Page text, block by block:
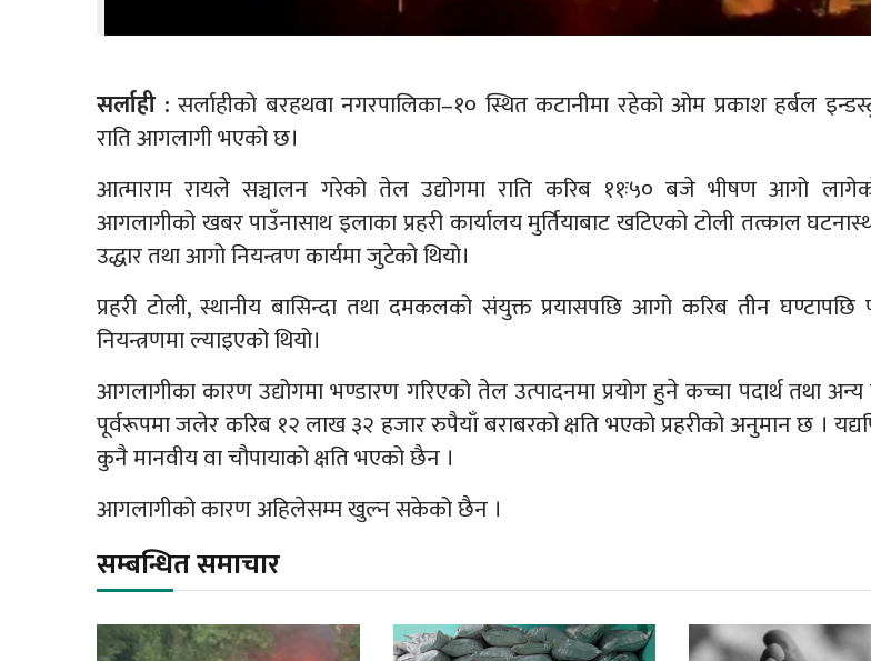
सर्लाही : सर्लाहीको बरहथवा नगरपालिका–१० स्थित कटानीमा रहेको ओम प्रकाश हर्बल
राति आगलागी भएको छ।
आत्माराम रायले सञ्चालन गरेको तेल उद्योगमा राति करिब ११ः५० बजे भीषण आगो
आगलागीको खबर पाउँनासाथ इलाका प्रहरी कार्यालय मुर्तियाबाट खटिएको टोली तत्काल
उद्धार तथा आगो नियन्त्रण कार्यमा जुटेको थियो।
प्रहरी टोली, स्थानीय बासिन्दा तथा दमकलको संयुक्त प्रयासपछि आगो करिब तीन घण्टापछि
नियन्त्रणमा ल्याइएको थियो।
आगलागीका कारण उद्योगमा भण्डारण गरिएको तेल उत्पादनमा प्रयोग हुने कच्चा पदार्थ तथा अन्य
पूर्वरूपमा जलेर करिब १२ लाख ३२ हजार रुपैयाँ बराबरको क्षति भएको प्रहरीको अनुमान छ ।
कुनै मानवीय वा चौपायाको क्षति भएको छैन ।
आगलागीको कारण अहिलेसम्म खुल्न सकेको छैन ।
सम्बन्धित समाचार